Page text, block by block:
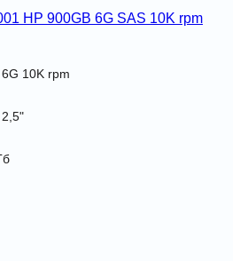
HP 900GB 6G SAS 10K rpm
10K rpm